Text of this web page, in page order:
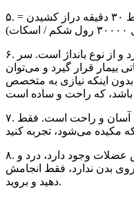
۵. صرفه‌جویی در زمان و تلاش، فقط ۳۰ دقیقه دراز کشیدن =
۶. این دستگاه عملکرد ساده‌ای دارد و از نوع بانداژ است. سر
بیمار قرار گیرد و می‌توان
اینکه نیازی به متخصص
۷. این روش غیرتهاجمی است و فرآیند آن آسان و راحت است. فقط
۸. در طول درمان فقط احساس انقباض عضلات وجود دارد، درد و
بدن ندارد، فقط انجامش
دهید و بروید.